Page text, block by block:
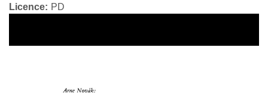
Licence
PD